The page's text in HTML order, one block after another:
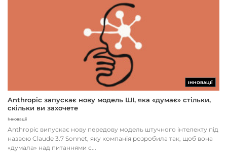
ІННОВАЦІЇ
Anthropic запускає нову модель ШІ, яка «думає» стільки,
скільки ви захочете
Інновації
Anthropic випускає нову передову модель штучного інтелекту під
назвою Claude 3.7 Sonnet, яку компанія розробила так, щоб вона
«думала» над питаннями с...